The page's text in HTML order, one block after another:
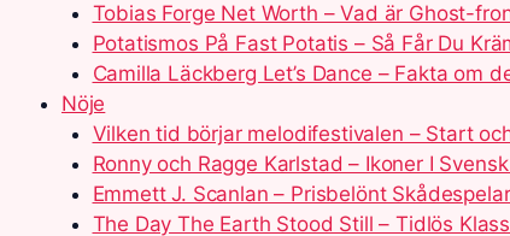
Tobias Forge Net Worth – Vad är Ghost-
Potatismos På Fast Potatis – Så Får Du
Camilla Läckberg Let’s Dance – Fakta om
Nöje
Vilken tid börjar melodifestivalen – Start
Ronny och Ragge Karlstad – Ikoner I
Emmett J. Scanlan – Prisbelönt
The Day The Earth Stood Still – Tidlös